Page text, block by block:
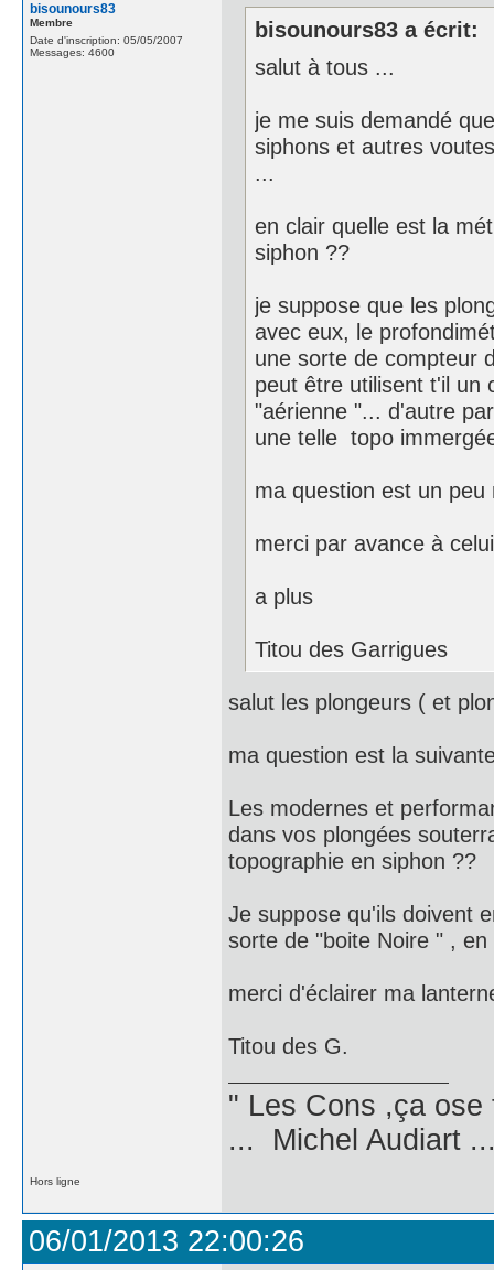
bisounours83
Membre
Date d'inscription: 05/05/2007
Messages: 4600
bisounours83 a écrit:
salut à tous ...
je me suis demandé
siphons et autres
...
en clair quelle est la
siphon ??
je suppose que les
avec eux, le
une sorte de compteur
peut être utilisent t'il un
"aérienne "... d'autre
une telle topo
ma question est un
merci par avance à
a plus
Titou des Garrigues
salut les plongeurs ( et
ma question est la
Les modernes et
dans vos plongées
topographie en siphon ??
Je suppose qu'ils doivent
sorte de "boite Noire " ,
merci d'éclairer ma
Titou des G.
" Les Cons ,ça
... Michel Audiart
Hors ligne
06/01/2013 22:00:26